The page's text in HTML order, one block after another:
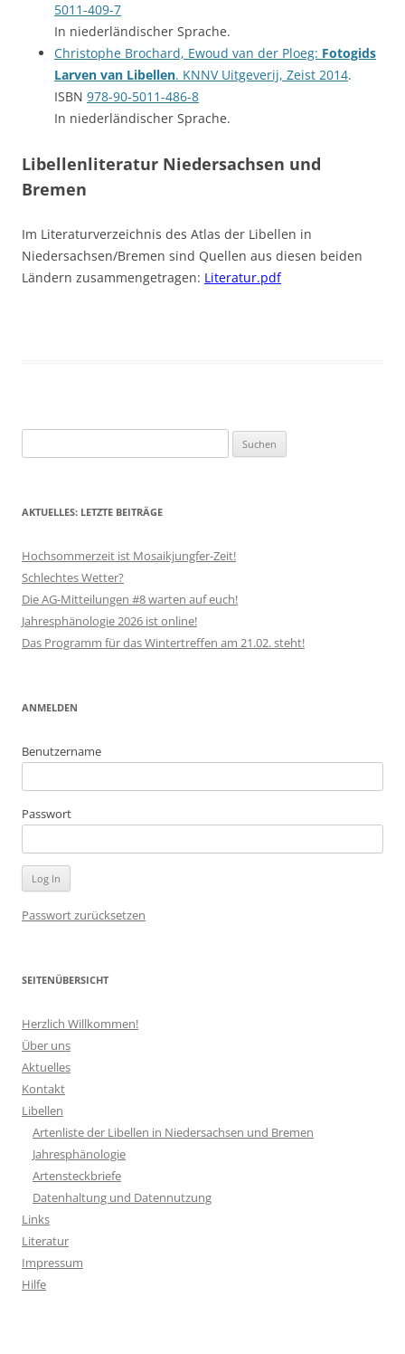
5011-409-7
In niederländischer Sprache.
Christophe Brochard, Ewoud van der Ploeg: Fotogids
Larven van Libellen. KNNV Uitgeverij, Zeist 2014.
ISBN 978-90-5011-486-8
In niederländischer Sprache.
Libellenliteratur Niedersachsen und
Bremen
Im Literaturverzeichnis des Atlas der Libellen in
Niedersachsen/Bremen sind Quellen aus diesen beiden
Ländern zusammengetragen: Literatur.pdf
nach:
AKTUELLES: LETZTE BEITRÄGE
Hochsommerzeit ist Mosaikjungfer-Zeit!
Schlechtes Wetter?
Die AG-Mitteilungen #8 warten auf euch!
Jahresphänologie 2026 ist online!
Das Programm für das Wintertreffen am 21.02. steht!
ANMELDEN
Benutzername
Passwort
Passwort zurücksetzen
SEITENÜBERSICHT
Herzlich Willkommen!
Über uns
Aktuelles
Kontakt
Libellen
Artenliste der Libellen in Niedersachsen und Bremen
Jahresphänologie
Artensteckbriefe
Datenhaltung und Datennutzung
Links
Literatur
Impressum
Hilfe